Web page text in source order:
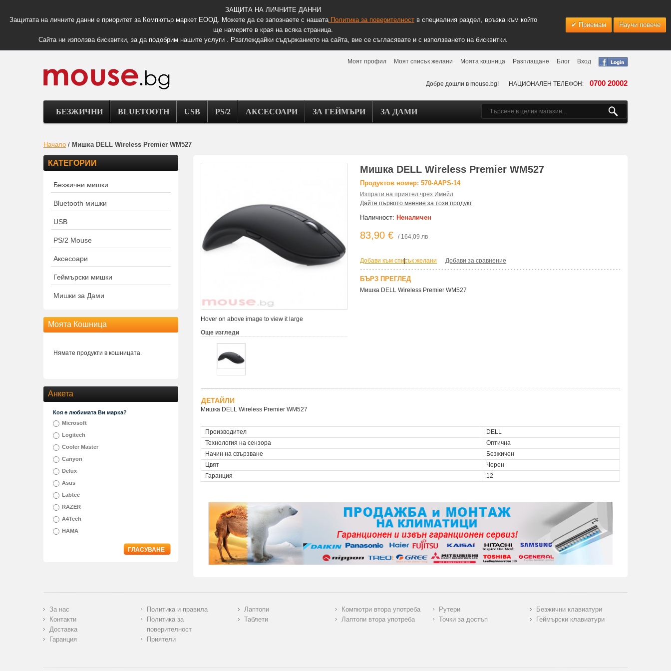
ЗАЩИТА НА ЛИЧНИТЕ ДАННИ
Защитата на личните данни е приоритет за Компютър маркет ЕООД. Можете да се запознаете с нашатаПолитика за поверителноств специалния раздел, връзка към който
ще намерите в края на всяка страница.
Сайта ни използва бисквитки, за да подобрим нашите услуги . Разглеждайки съдържанието на сайта, вие се съгласявате и с използването на бисквитки.
Приемам Научи повече
Моят профил Моят списък желани Моята кошница Разплащане Блог Вход
Добре дошли в mouse.bg! НАЦИОНАЛЕН ТЕЛЕФОН: 0700 20002
БЕЗЖИЧНИ BLUETOOTH USB PS/2 АКСЕСОАРИ ЗА ГЕЙМЪРИ ЗА ДАМИ
Начало / Мишка DELL Wireless Premier WM527
Hover on above image to view it large
Още изгледи
Мишка DELL Wireless Premier WM527
Продуктов номер: 570-AAPS-14
Изпрати на приятел чрез Имейл
Дайте първото мнение за този продукт
Наличност: Неналичен
83,90 € / 164,09 лв
Добави към списък желани
| Добави за сравнение
БЪРЗ ПРЕГЛЕД
Мишка DELL Wireless Premier WM527
ДЕТАЙЛИ
Мишка DELL Wireless Premier WM527
Производител
DELL
Технология на сензора
Оптична
Начин на свързване
Безжичен
Цвят
Черен
Гаранция
12
КАТЕГОРИИ
Безжични мишки
Bluetooth мишки
USB
PS/2 Mouse
Аксесоари
Геймърски мишки
Мишки за Дами
Моята Кошница
Нямате продукти в кошницата.
Анкета
Коя е любимата Ви марка?
Microsoft
Logitech
Cooler Master
Canyon
Delux
Asus
Labtec
RAZER
A4Tech
HAMA
ГЛАСУВАНЕ
За нас
Контакти
Доставка
Гаранция
Политика и правила
Политика за
поверителност
Приятели
Лаптопи
Таблети
Компютри втора употреба
Лаптопи втора употреба
Рутери
Точки за достъп
Безжични клавиатури
Геймърски клавиатури